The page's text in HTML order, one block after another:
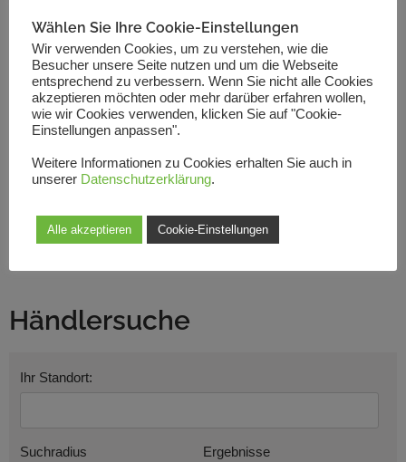
HERUNTERLADEN
FAQ KABEL VAN DEN HUL ENG HERUNTERLADEN
FUSION TECHNOLGIE ENG HERUNTERLADEN
Händlersuche
Ihr Standort:
Suchradius Ergebnisse
Wählen Sie Ihre Cookie-Einstellungen
Wir verwenden Cookies, um zu verstehen, wie die
Besucher unsere Seite nutzen und um die Webseite
entsprechend zu verbessern. Wenn Sie nicht alle Cookies
akzeptieren möchten oder mehr darüber erfahren wollen,
wie wir Cookies verwenden, klicken Sie auf "Cookie-
Einstellungen anpassen".
Weitere Informationen zu Cookies erhalten Sie auch in
unserer Datenschutzerklärung.
Alle akzeptieren Cookie-Einstellungen